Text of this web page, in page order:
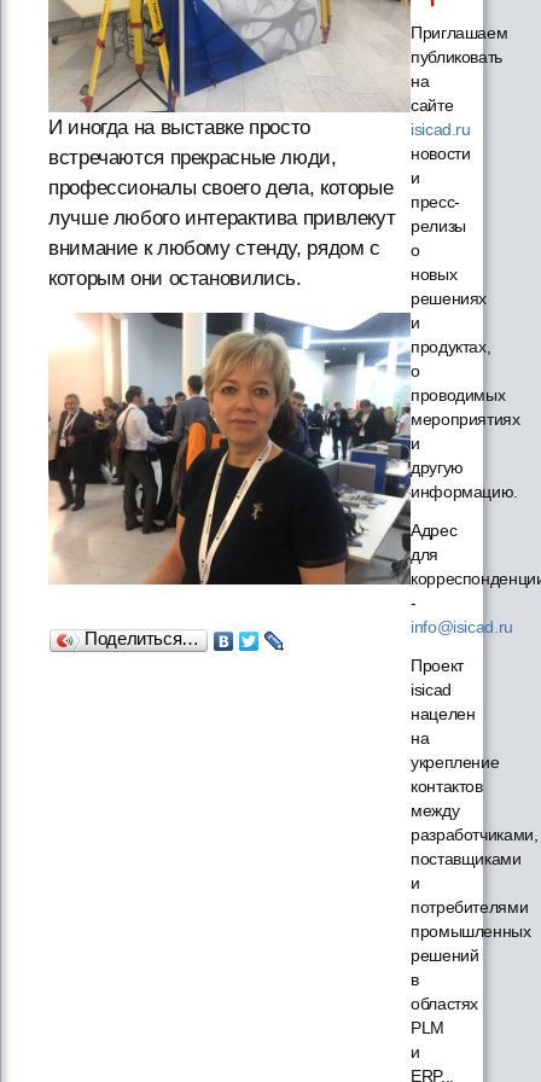
И иногда на выставке просто
встречаются прекрасные люди,
профессионалы своего дела, которые
лучше любого интерактива привлекут
внимание к любому стенду, рядом с
которым они остановились.
Поделиться…
Приглашаем
публиковать
на
сайте
isicad.ru
новости
и
пресс-
релизы
о
новых
решениях
и
продуктах,
о
проводимых
мероприятиях
и
другую
информацию.
Адрес
для
-
info@isicad.ru
Проект
isicad
нацелен
на
укрепление
контактов
между
разработчиками,
поставщиками
и
потребителями
промышленных
решений
в
областях
PLM
и
ERP...